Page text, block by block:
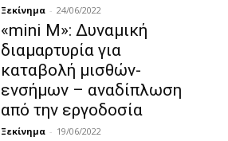
Ξεκίνημα - 24/06/2022
«mini M»: Δυναμική
διαμαρτυρία για
καταβολή μισθών-
ενσήμων – αναδίπλωση
από την εργοδοσία
Ξεκίνημα - 19/06/2022